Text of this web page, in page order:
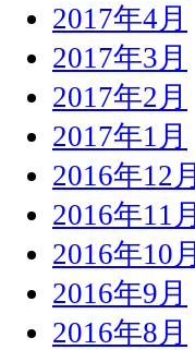
2017年4月
2017年3月
2017年2月
2017年1月
2016年12月
2016年11月
2016年10月
2016年9月
2016年8月